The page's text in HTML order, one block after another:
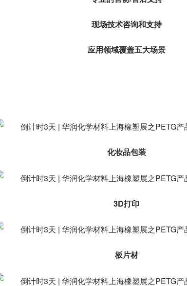
现场技术咨询和支持
应用领域覆盖五大场景
化妆品包装
3D打印
板片材